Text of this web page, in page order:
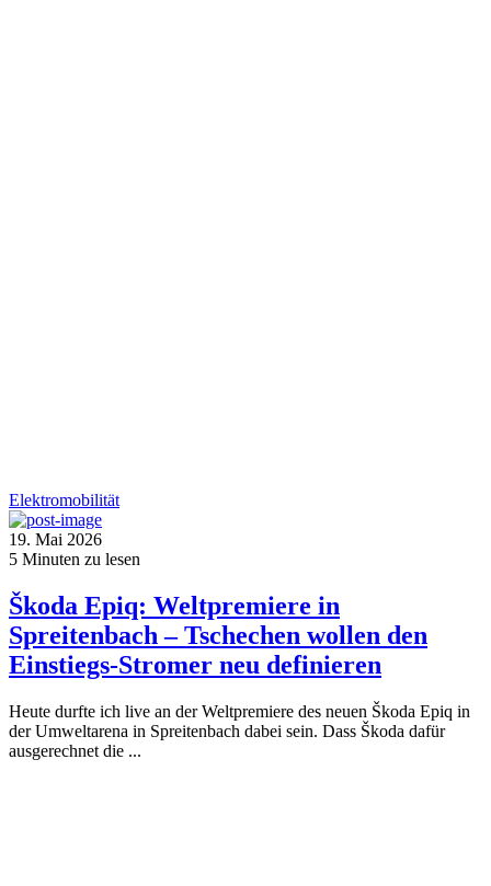
Elektromobilität
19. Mai 2026
5 Minuten zu lesen
Škoda Epiq: Weltpremiere in
Spreitenbach – Tschechen wollen den
Einstiegs-Stromer neu definieren
Heute durfte ich live an der Weltpremiere des neuen Škoda Epiq in
der Umweltarena in Spreitenbach dabei sein. Dass Škoda dafür
ausgerechnet die ...